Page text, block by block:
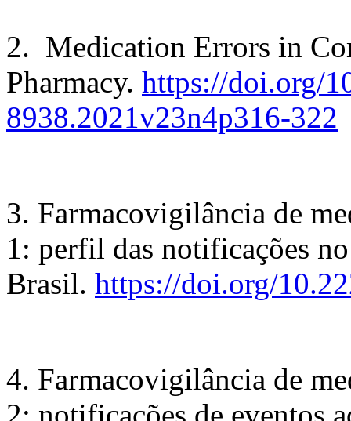
2. Medication Errors in
Pharmacy. https://doi.org/
8938.2021v23n4p316-322
3. Farmacovigilância de
1: perfil das notificações no
Brasil. https://doi.org/
4. Farmacovigilância de
2: notificações de eventos